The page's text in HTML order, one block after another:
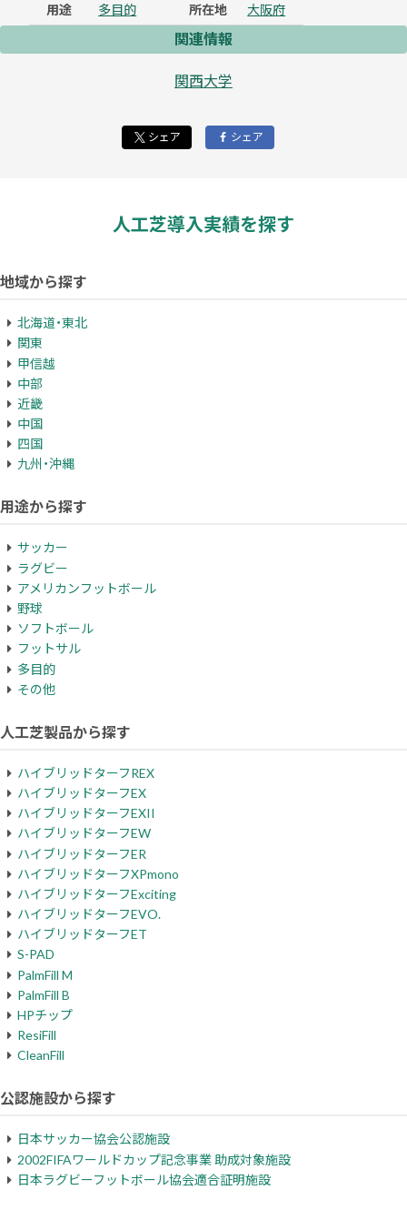
用途
多目的 所在地 大阪府
関連情報
関西大学
シェア シェア
人工芝導入実績を探す
地域から探す
北海道・東北
関東
甲信越
中部
近畿
中国
四国
九州・沖縄
用途から探す
サッカー
ラグビー
アメリカンフットボール
野球
ソフトボール
フットサル
多目的
その他
人工芝製品から探す
ハイブリッドターフREX
ハイブリッドターフEX
ハイブリッドターフEXII
ハイブリッドターフEW
ハイブリッドターフER
ハイブリッドターフXPmono
ハイブリッドターフExciting
ハイブリッドターフEVO.
ハイブリッドターフET
S-PAD
PalmFill M
PalmFill B
HPチップ
ResiFill
CleanFill
公認施設から探す
日本サッカー協会公認施設
2002FIFAワールドカップ記念事業 助成対象施設
日本ラグビーフットボール協会適合証明施設